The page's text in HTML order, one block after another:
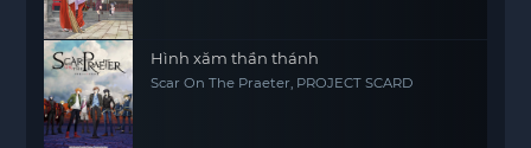
Hình xăm thần thánh
Scar On The Praeter, PROJECT SCARD